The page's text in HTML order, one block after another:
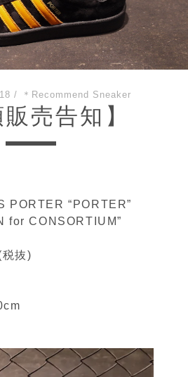
/ ＊Recommend Sneaker
販売告知】
PORTER “PORTER”
for CONSORTIUM”
抜)